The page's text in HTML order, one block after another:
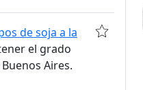
de soja a la
el grado
Aires.